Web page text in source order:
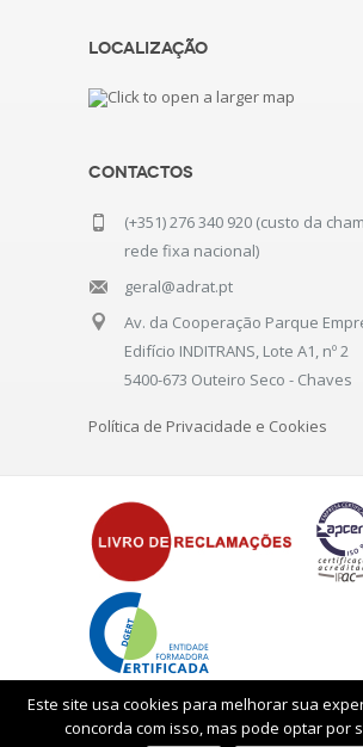
Localização
Contactos
(+351) 276 340 920 (custo da
rede fixa nacional)
geral@adrat.pt
Av. da Cooperação Parque
Edifício INDITRANS, Lote A1, nº 2
5400-673 Outeiro Seco - Chaves
Política de Privacidade e Cookies
Este site usa cookies para melhorar sua
concorda com isso, mas pode optar por